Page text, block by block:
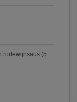
rodewijnsaus (5